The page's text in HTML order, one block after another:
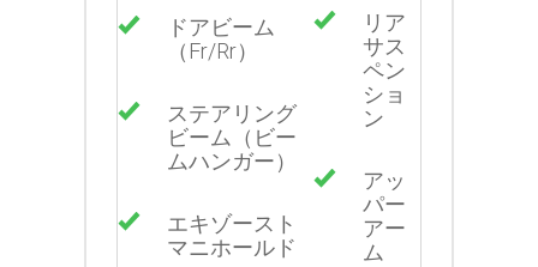
ドアビーム
（Fr/Rr）
ステアリング
ビーム（ビー
ムハンガー）
エキゾースト
マニホールド
リア
サス
ペン
ショ
ン
アッ
パー
アー
ム